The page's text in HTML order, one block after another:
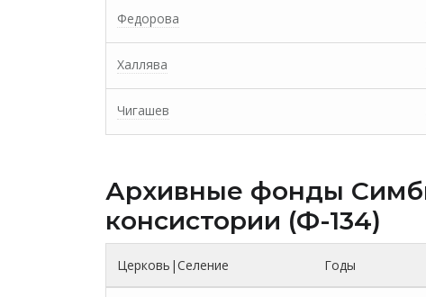
Федорова
Халлява
Чигашев
Архивные фонды
консистории (Ф-134)
Церковь|Селение Годы